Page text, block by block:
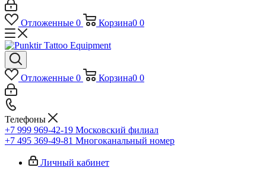
Отложенные 0 Корзина0 0
Отложенные 0 Корзина0 0
Телефоны
+7 999 969-42-19 Московский филиал
+7 495 369-49-81 Многоканальный номер
Личный кабинет